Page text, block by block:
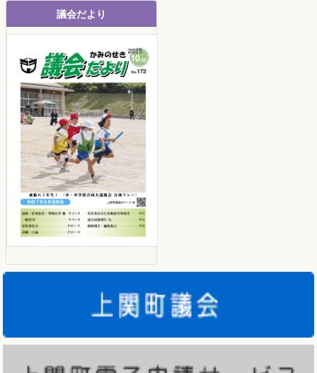
議会だより